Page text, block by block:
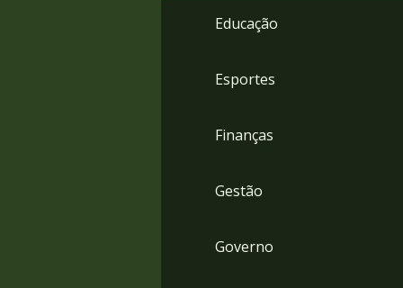
Educação
Esportes
Finanças
Gestão
Governo